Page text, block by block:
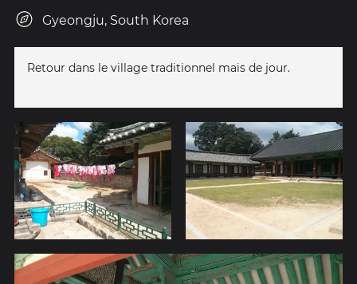
Gyeongju, South Korea
Retour dans le village traditionnel mais de jour.